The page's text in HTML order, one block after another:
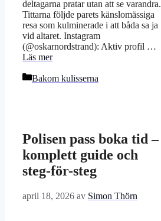
deltagarna pratar utan att se varandra.
Tittarna följde parets känslomässiga
resa som kulminerade i att båda sa ja
vid altaret. Instagram
(@oskarnordstrand): Aktiv profil …
Läs mer
Kategorier
Bakom kulisserna
Polisen pass boka tid –
komplett guide och
steg-för-steg
april 18, 2026 av Simon Thörn